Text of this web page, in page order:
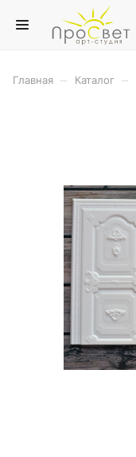
Главная Каталог